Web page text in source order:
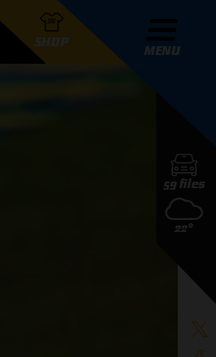
SHOP
MENU
59 files
22°